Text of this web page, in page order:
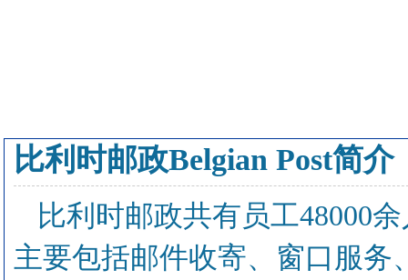
比利时邮政Belgian Post简介
比利时邮政共有员工48000
主要包括邮件收寄、窗口服务